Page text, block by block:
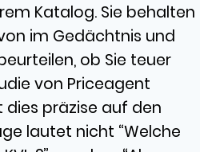
Katalog. Sie behalten
im Gedächtnis und
ob Sie teuer
von Priceagent
dies präzise auf den
lautet nicht “Welche